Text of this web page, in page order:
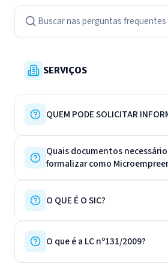
SERVIÇOS
QUEM PODE SOLICITAR
Quais documentos
formalizar como
O QUE É O SIC?
O que é a LC nº131/2009?